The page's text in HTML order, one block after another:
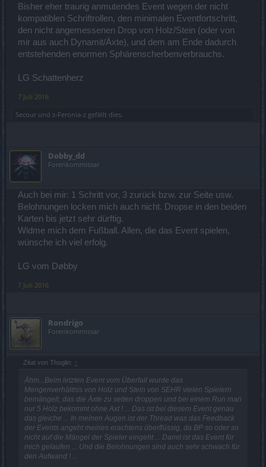
Bisher eher traurig anmutendes Event wegen der nicht
kompatiblen Schriftrollen, den minimalen Eventfortschritt,
den nicht angemessenen Drop von Holz/Stein (oder von
mir aus auch Dynamit/Äxte), und dem am Ende dadurch
entstehenden enormen Sphärenscherbenverbrauchs.
LG Schattenherz
7 Juli 2016
Secour und z-Feronia-z gefällt dies.
Dobby_dd
Forenkommissar
Auch bei mir: 1 Schritt vor, 3 zurück bzw. zur Seite usw.
Belohnungen locken mich auch nicht. Dropse in den beiden
Karten bis jetzt sehr dürftig.
Widme mich dem Fußball. Allen, die das Event spielen,
wünsche ich viel erfolg.
LG vom Døbby
7 Juli 2016
Rondrigo
Forenkommissar
Zitat von Thoglin: ↑
Ähm...Beim letzten Event vom Überfall wurde das
Mengenverhältnis von Holz und Stein von SEHR vielen Spielern
bemängelt, das die Äxte zu selten droppen und bei einem Run man
nur 5 Holz bekommt ohne Axt ! ... Das ist bei diesem Event genau
das gleiche ... In meinen Augen ist der Thread was das Feedback
der Events angeht meines erachtens überflüssig, da BP so oder so
nicht auf die Mängel der Spieler eingeht ... Damit ist das Event für
mich gelaufen ... Und die Belohnungen sind auch sehr schwach für
den Aufwand ! ...